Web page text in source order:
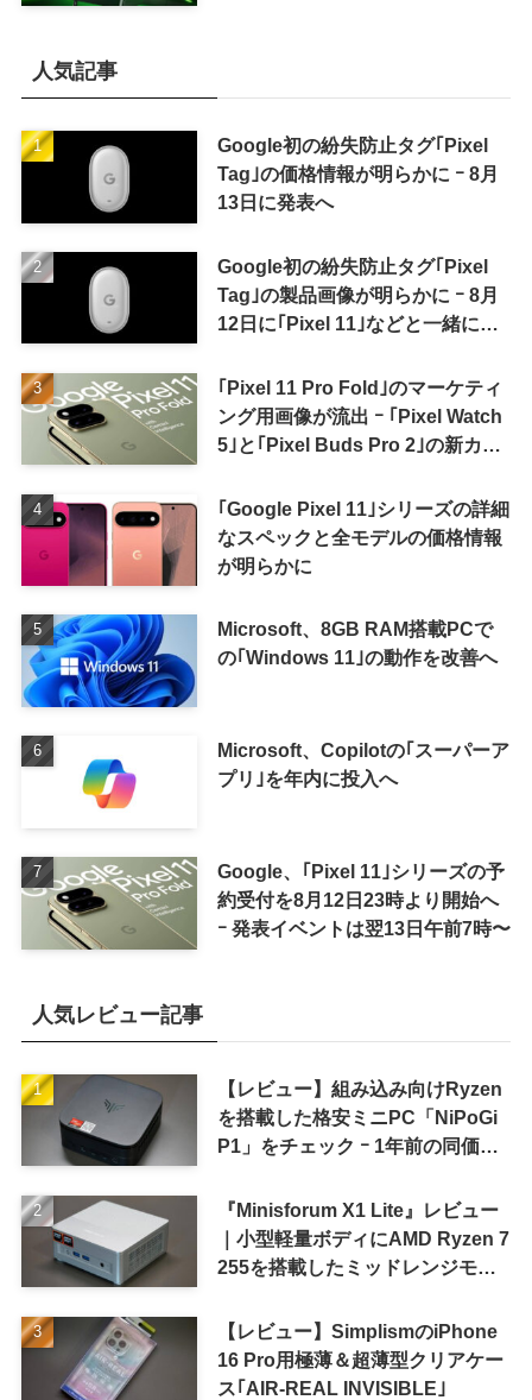
人気記事
Google初の紛失防止タグ｢Pixel
Tag｣の価格情報が明らかに ｰ 8月
13日に発表へ
Google初の紛失防止タグ｢Pixel
Tag｣の製品画像が明らかに ｰ 8月
12日に｢Pixel 11｣などと一緒に発
｢Pixel 11 Pro Fold｣のマーケティ
ング用画像が流出 ｰ ｢Pixel Watch
5｣と｢Pixel Buds Pro 2｣の新カラ
｢Google Pixel 11｣シリーズの詳細
なスペックと全モデルの価格情報
が明らかに
Microsoft、8GB RAM搭載PCで
の｢Windows 11｣の動作を改善へ
Microsoft、Copilotの｢スーパーア
プリ｣を年内に投入へ
Google、｢Pixel 11｣シリーズの予
約受付を8月12日23時より開始へ
ｰ 発表イベントは翌13日午前7時〜
人気レビュー記事
【レビュー】組み込み向けRyzen
を搭載した格安ミニPC「NiPoGi
P1」をチェック ｰ 1年前の同価格
『Minisforum X1 Lite』レビュー
｜小型軽量ボディにAMD Ryzen 7
255を搭載したミッドレンジモデ
【レビュー】SimplismのiPhone
16 Pro用極薄＆超薄型クリアケー
ス｢AIR-REAL INVISIBLE｣